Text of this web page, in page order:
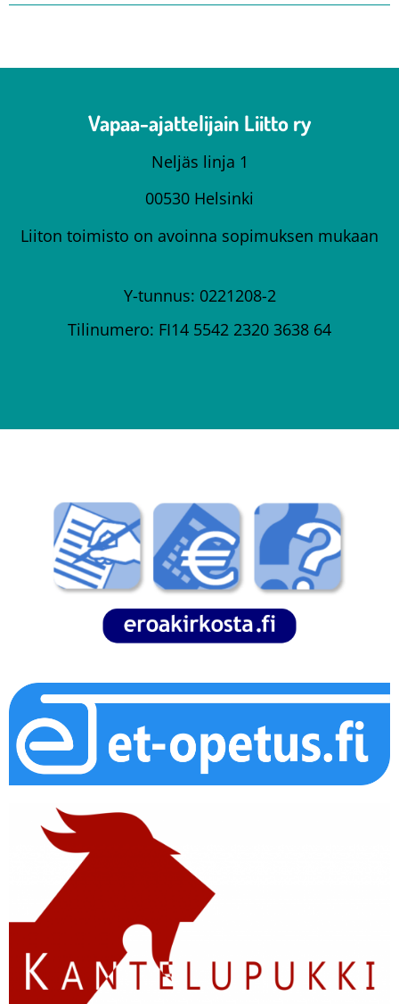
Vapaa-ajattelijain Liitto ry
Neljäs linja 1
00530 Helsinki
Liiton toimisto on avoinna sopimuksen mukaan
Y-tunnus: 0221208-2
Tilinumero: FI14 5542 2320 3638 64